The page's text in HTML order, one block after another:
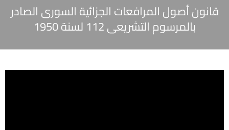
قانون أصول المرافعات الجزائية السورى الصادر
بالمرسوم التشريعى 112 لسنة 1950